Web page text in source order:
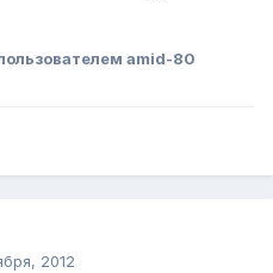
amid-80
2012